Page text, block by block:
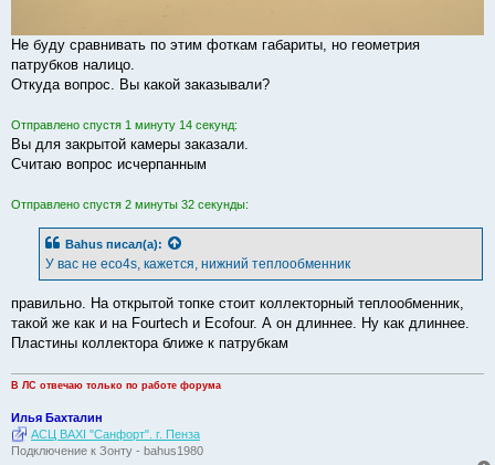
Не буду сравнивать по этим фоткам габариты, но геометрия
патрубков налицо.
Откуда вопрос. Вы какой заказывали?
Отправлено спустя 1 минуту 14 секунд:
Вы для закрытой камеры заказали.
Считаю вопрос исчерпанным
Отправлено спустя 2 минуты 32 секунды:
Bahus писал(а):
У вас не eco4s, кажется, нижний теплообменник
правильно. На открытой топке стоит коллекторный теплообменник,
такой же как и на Fourtech и Ecofour. А он длиннее. Ну как длиннее.
Пластины коллектора ближе к патрубкам
В ЛС отвечаю только по работе форума
Илья Бахталин
АСЦ BAXI "Санфорт". г. Пенза
Подключение к Зонту - bahus1980